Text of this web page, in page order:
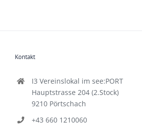
Kontakt
I3 Vereinslokal im see:PORT
Hauptstrasse 204 (2.Stock)
9210 Pörtschach
+43 660 1210060